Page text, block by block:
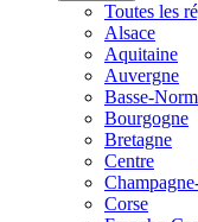
Toutes les
Alsace
Aquitaine
Auvergne
Basse-
Bourgogne
Bretagne
Centre
Corse